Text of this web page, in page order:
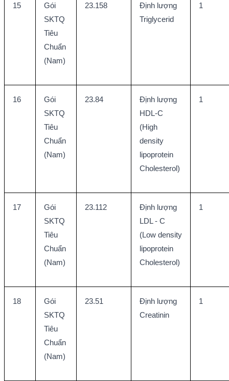
15
Gói
SKTQ
Tiêu
Chuẩn
(Nam)
23.158
Định lượng
Triglycerid
1
16
Gói
SKTQ
Tiêu
Chuẩn
(Nam)
23.84
Định lượng
HDL-C
(High
density
lipoprotein
Cholesterol)
1
17
Gói
SKTQ
Tiêu
Chuẩn
(Nam)
23.112
Định lượng
LDL - C
(Low density
lipoprotein
Cholesterol)
1
18
Gói
SKTQ
Tiêu
Chuẩn
(Nam)
23.51
Định lượng
Creatinin
1